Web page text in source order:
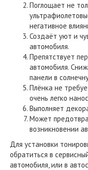
Поглощает не
негативное
Создаёт уют и
автомобиля.
Препятствует
автомобиля.
панели в
Плёнка не
очень легко
Выполняет
Может
возникновении
Для установки
обратиться в
автомобиля, или в